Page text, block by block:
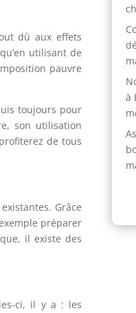
dû aux effets
utilisant de
pauvre
toujours pour
son utilisation
de tous
Grâce
préparer
il existe des
ci, il y a : les
à